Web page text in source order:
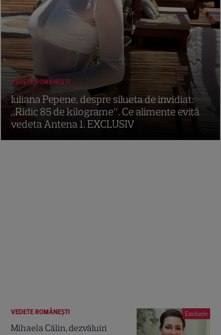
Exclusiv
VEDETE ROMÂNEŞTI
Mihaela Călin, dezvăluiri
16
VEDETE ROMÂNEŞTI
Iuliana Pepene, despre silueta de invidiat:
„Ridic 85 de kilograme”. Ce alimente evită
vedeta Antena 1. EXCLUSIV